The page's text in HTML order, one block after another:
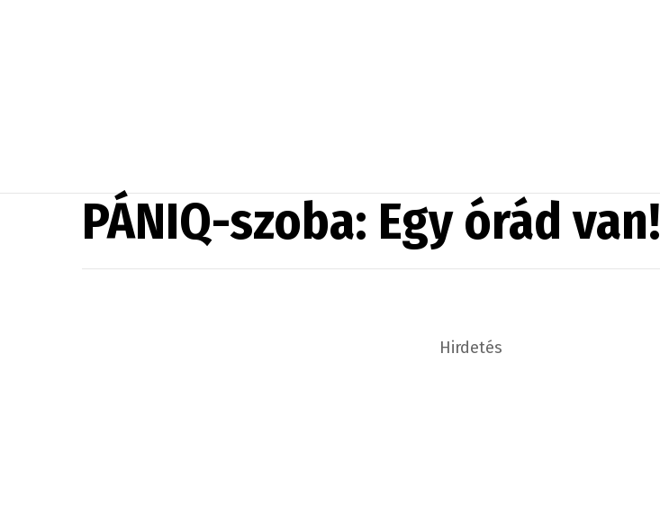
PÁNIQ-szoba: Egy órád van!
Hirdetés